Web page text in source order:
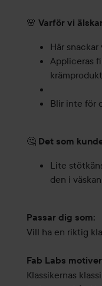
🌸 Varför vi
Här
Appliceras
Blir inte för
🤔 Det som
Lite
den i väskan.
Passar dig som:
Vill ha en riktig
Fab Labs
Klassikernas